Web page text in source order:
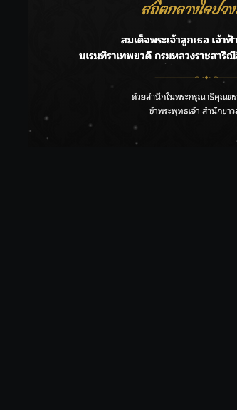
ราชเลขานุการในพระองค์ฯ ติดตามโค
ทรายใต้ เสริมความมั่นคงน้ำเพชรบุรี
ตรอง “G.O.A.T”
กรมชลฯ เกาะติดฝนทั่วประเทศ เตรียม